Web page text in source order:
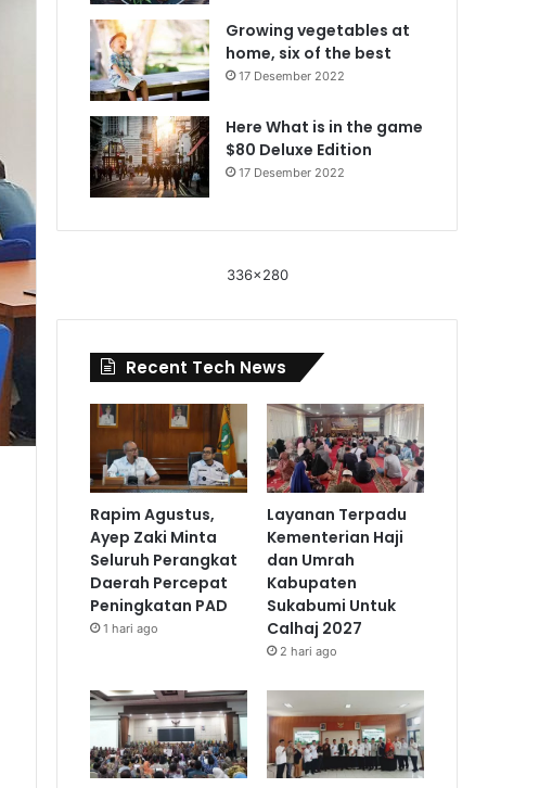
Growing vegetables at
home, six of the best
17 Desember 2022
Here What is in the game
$80 Deluxe Edition
17 Desember 2022
336x280
Recent Tech News
Rapim Agustus,
Ayep Zaki Minta
Seluruh Perangkat
Daerah Percepat
Peningkatan PAD
1 hari ago
Layanan Terpadu
Kementerian Haji
dan Umrah
Kabupaten
Sukabumi Untuk
Calhaj 2027
2 hari ago